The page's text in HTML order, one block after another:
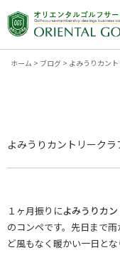
ホーム > ブログ > よみうりカン
よみうりカントリークラ
１ヶ月振りによみうりカ
のコンペです。先日まで
ど風もなく暖かい一日と